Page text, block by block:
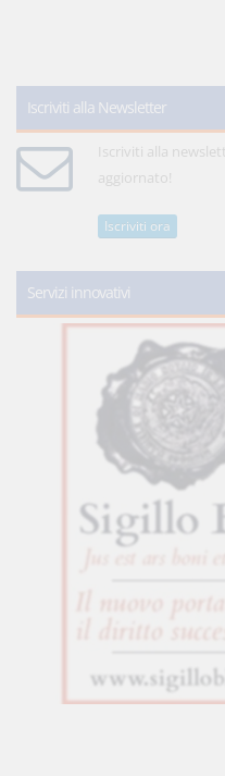
Iscriviti alla Newsletter
Iscriviti alla
aggiornato!
Iscriviti ora
Servizi innovativi